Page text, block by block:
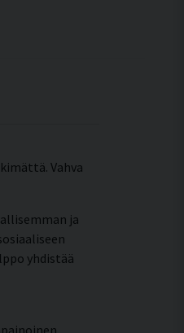
Vahva
ja
yhdistää